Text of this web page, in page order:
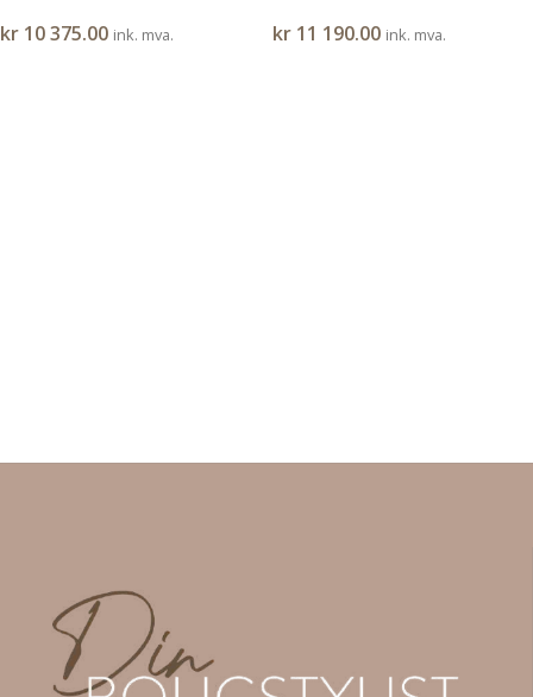
kr 10 375.00 ink. mva. kr 11 190.00 ink. mva.